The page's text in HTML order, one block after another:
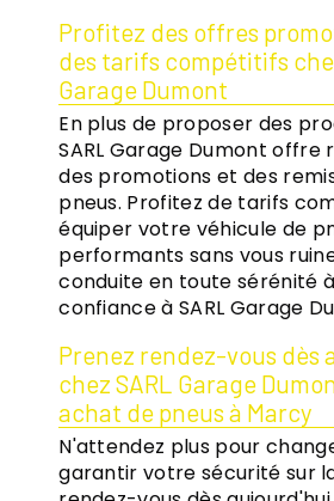
Profitez des offres
des tarifs compétitifs
Garage Dumont
En plus de proposer des
SARL Garage Dumont offre
des promotions et des
pneus. Profitez de tarifs
équiper votre véhicule de
performants sans vous
conduite en toute sérénité
confiance à SARL Garage
Prenez rendez-vous dès
chez SARL Garage
achat de pneus à Marcy
N'attendez plus pour
garantir votre sécurité sur